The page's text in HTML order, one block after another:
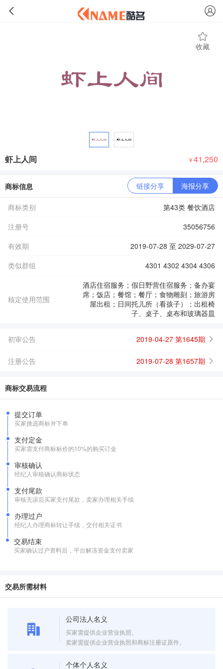
收藏
虾上人间 ￥41,250
商标信息 链接分享 海报分享
商标类别
第43类 餐饮酒店
注册号
35056756
有效期
2019-07-28 至 2029-07-27
类似群组
4301 4302 4304 4306
核定使用范围
酒店住宿服务；假日野营住宿服务；备办宴
席；饭店；餐馆；餐厅；食物雕刻；旅游房
屋出租；日间托儿所（看孩子）；出租椅
子、桌子、桌布和玻璃器皿
初审公告 2019-04-27 第1645期
注册公告 2019-07-28 第1657期
商标交易流程
提交订单
买家挑选商标并下单
支付定金
买家需支付商标标价的10%的购买订金
审核确认
经纪人审核确认商标状态
支付尾款
审核无误后买家支付尾款，卖家办理相关手续
办理过户
经纪人办理商标转让手续，交付相关证书
交易结束
买家确认过户资料后，平台解冻资金支付卖家
交易所需材料
公司法人名义
买家需提供企业营业执照。
卖家需提供企业营业执照和商标注册证原件。
个体个人名义